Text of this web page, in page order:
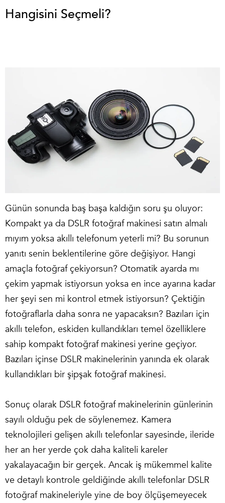
Hangisini Seçmeli?
Günün sonunda baş başa kaldığın soru şu oluyor:
Kompakt ya da DSLR fotoğraf makinesi satın almalı
mıyım yoksa akıllı telefonum yeterli mi? Bu sorunun
yanıtı senin beklentilerine göre değişiyor. Hangi
amaçla fotoğraf çekiyorsun? Otomatik ayarda mı
çekim yapmak istiyorsun yoksa en ince ayarına kadar
her şeyi sen mi kontrol etmek istiyorsun? Çektiğin
fotoğraflarla daha sonra ne yapacaksın? Bazıları için
akıllı telefon, eskiden kullandıkları temel özelliklere
sahip kompakt fotoğraf makinesi yerine geçiyor.
Bazıları içinse DSLR makinelerinin yanında ek olarak
kullandıkları bir şipşak fotoğraf makinesi.
Sonuç olarak DSLR fotoğraf makinelerinin günlerinin
sayılı olduğu pek de söylenemez. Kamera
teknolojileri gelişen akıllı telefonlar sayesinde, ileride
her an her yerde çok daha kaliteli kareler
yakalayacağın bir gerçek. Ancak iş mükemmel kalite
ve detaylı kontrole geldiğinde akıllı telefonlar DSLR
fotoğraf makineleriyle yine de boy ölçüşemeyecek